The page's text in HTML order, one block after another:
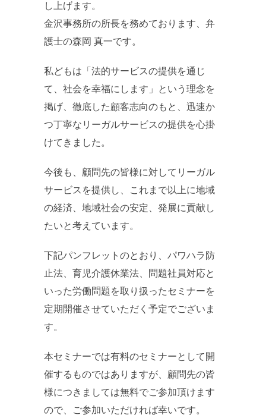
し上げます。
金沢事務所の所長を務めております、弁
護士の森岡 真一です。
私どもは「法的サービスの提供を通じ
て、社会を幸福にします」という理念を
掲げ、徹底した顧客志向のもと、迅速か
つ丁寧なリーガルサービスの提供を心掛
けてきました。
今後も、顧問先の皆様に対してリーガル
サービスを提供し、これまで以上に地域
の経済、地域社会の安定、発展に貢献し
たいと考えています。
下記パンフレットのとおり、パワハラ防
止法、育児介護休業法、問題社員対応と
いった労働問題を取り扱ったセミナーを
定期開催させていただく予定でございま
す。
本セミナーでは有料のセミナーとして開
催するものではありますが、顧問先の皆
様につきましては無料でご参加頂けます
ので、ご参加いただければ幸いです。